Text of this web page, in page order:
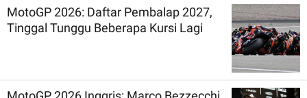
MotoGP 2026: Daftar Pembalap 2027,
Tinggal Tunggu Beberapa Kursi Lagi